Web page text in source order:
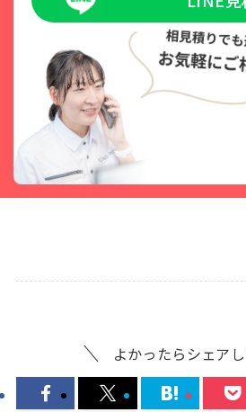
よかったらシェアし